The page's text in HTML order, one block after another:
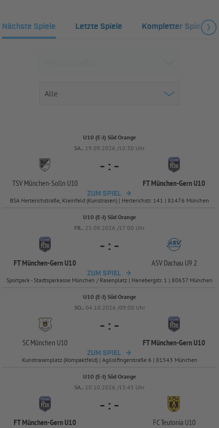
Nächste Spiele Letzte Spiele Kompletter Spielplan
U10 (E-J) Süd Orange
SA.. 19.09.2026 /10:30 Uhr
TSV München-Solln U10
- : -
FT München-Gern U10
ZUM SPIEL
BSA Herterichstraße, Kleinfeld (Kunstrasen) | Herterichstr. 141 | 81476 München
U10 (E-J) Süd Orange
FR.. 25.09.2026 /17:00 Uhr
FT München-Gern U10
- : -
ASV Dachau U9 2
ZUM SPIEL
Sportpark - Stadtsparkasse München / Rasenplatz | Hanebergstr. 1 | 80637 München
U10 (E-J) Süd Orange
SO.. 04.10.2026 /09:00 Uhr
SC München U10
- : -
FT München-Gern U10
ZUM SPIEL
Kunstrasenplatz (Kompaktfeld) | Agilolfingerstraße 6 | 81543 München
U10 (E-J) Süd Orange
SA.. 10.10.2026 /13:45 Uhr
FT München-Gern U10
- : -
FC Teutonia U10